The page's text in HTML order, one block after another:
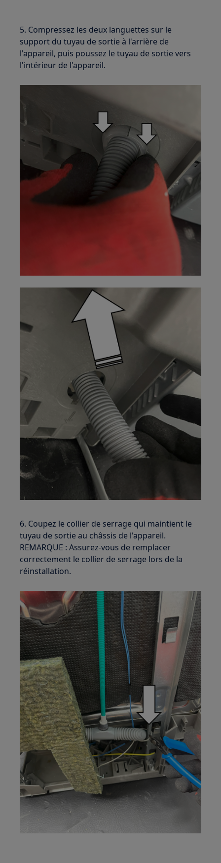
5. Compressez les deux languettes sur le
support du tuyau de sortie à l'arrière de
l'appareil, puis poussez le tuyau de sortie vers
l'intérieur de l'appareil.
6. Coupez le collier de serrage qui maintient le
tuyau de sortie au châssis de l'appareil.
REMARQUE : Assurez-vous de remplacer
correctement le collier de serrage lors de la
réinstallation.